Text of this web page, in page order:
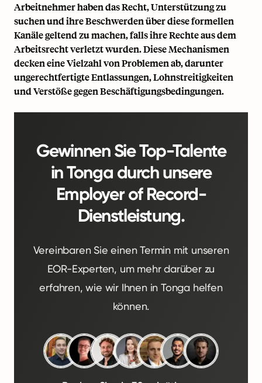
Arbeitnehmer haben das Recht, Unterstützung zu
suchen und ihre Beschwerden über diese formellen
Kanäle geltend zu machen, falls ihre Rechte aus dem
Arbeitsrecht verletzt wurden. Diese Mechanismen
decken eine Vielzahl von Problemen ab, darunter
ungerechtfertigte Entlassungen, Lohnstreitigkeiten
und Verstöße gegen Beschäftigungsbedingungen.
Gewinnen Sie Top-Talente
in Tonga durch unsere
Employer of Record-
Dienstleistung.
Vereinbaren Sie einen Termin mit unseren
EOR-Experten, um mehr darüber zu
erfahren, wie wir Ihnen in Tonga helfen
können.